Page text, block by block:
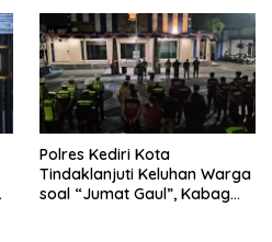
Polres Kediri Kota
Tindaklanjuti Keluhan Warga
soal “Jumat Gaul”, Kabag